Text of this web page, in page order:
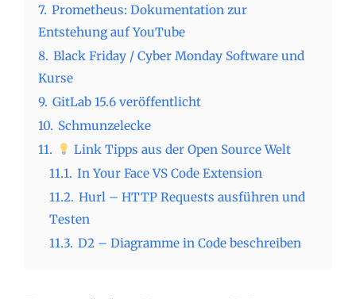
7. Prometheus: Dokumentation zur
Entstehung auf YouTube
8. Black Friday / Cyber Monday Software und
Kurse
9. GitLab 15.6 veröffentlicht
10. Schmunzelecke
11.
Link Tipps aus der Open Source Welt
11.1. In Your Face VS Code Extension
11.2. Hurl – HTTP Requests ausführen und
Testen
11.3. D2 – Diagramme in Code beschreiben